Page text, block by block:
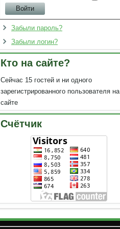
Забыли пароль?
Забыли логин?
Кто на сайте?
Сейчас 15 гостей и ни одного
зарегистрированного пользователя на
сайте
Счётчик